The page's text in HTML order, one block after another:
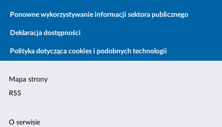
Ponowne wykorzystywanie informacji sektora publicznego
Deklaracja dostępności
Polityka dotycząca cookies i podobnych technologii
Mapa strony
RSS
O serwisie